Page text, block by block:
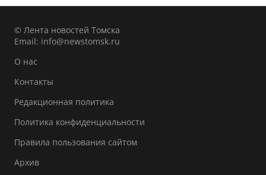
© Лента новостей Томска
Email: info@newstomsk.ru
О нас
Контакты
Редакционная политика
Политика конфиденциальности
Правила пользования сайтом
Архив